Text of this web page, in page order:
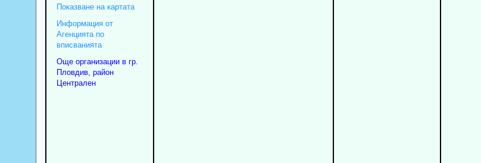
Показване на картата
Информация от
Агенцията по
вписванията
Още организации в гр.
Пловдив, район
Централен